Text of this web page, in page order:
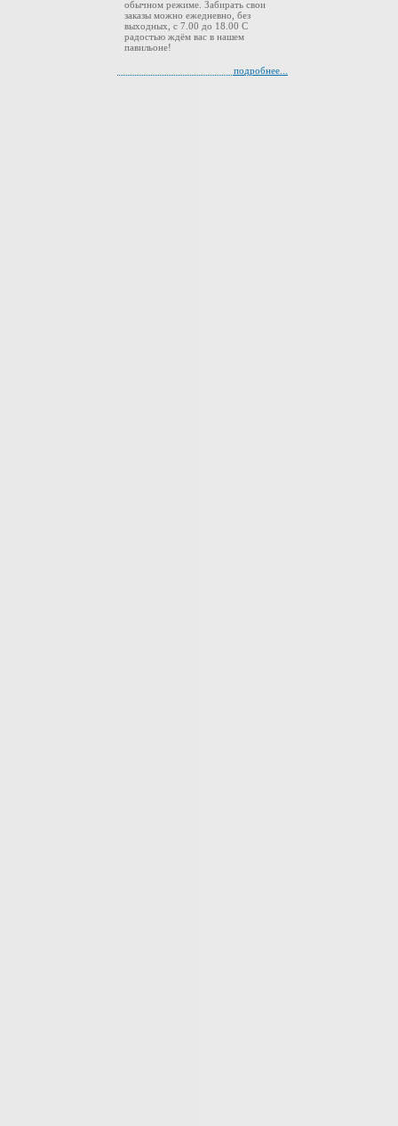
обычном режиме. Забирать свои
заказы можно ежедневно, без
выходных, с 7.00 до 18.00 С
радостью ждём вас в нашем
павильоне!
подробнее...